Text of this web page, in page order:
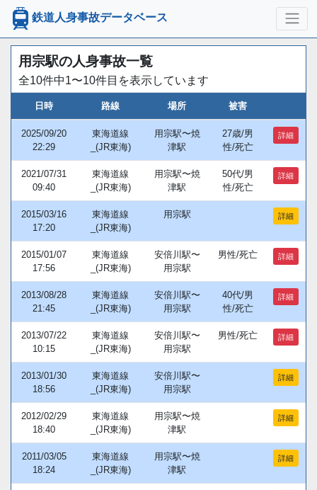
鉄道人身事故データベース
用宗駅の人身事故一覧
全10件中1〜10件目を表示しています
日時 路線 場所 被害
2025/09/20
22:29
東海道線
_(JR東海)
用宗駅〜焼
津駅
27歳/男
性/死亡
詳細
2021/07/31
09:40
東海道線
_(JR東海)
用宗駅〜焼
津駅
50代/男
性/死亡
詳細
2015/03/16
17:20
東海道線
_(JR東海)
用宗駅 詳細
2015/01/07
17:56
東海道線
_(JR東海)
安倍川駅〜
用宗駅
男性/死亡 詳細
2013/08/28
21:45
東海道線
_(JR東海)
安倍川駅〜
用宗駅
40代/男
性/死亡
詳細
2013/07/22
10:15
東海道線
_(JR東海)
安倍川駅〜
用宗駅
男性/死亡 詳細
2013/01/30
18:56
東海道線
_(JR東海)
安倍川駅〜
用宗駅
詳細
2012/02/29
18:40
東海道線
_(JR東海)
用宗駅〜焼
津駅
詳細
2011/03/05
18:24
東海道線
_(JR東海)
用宗駅〜焼
津駅
詳細